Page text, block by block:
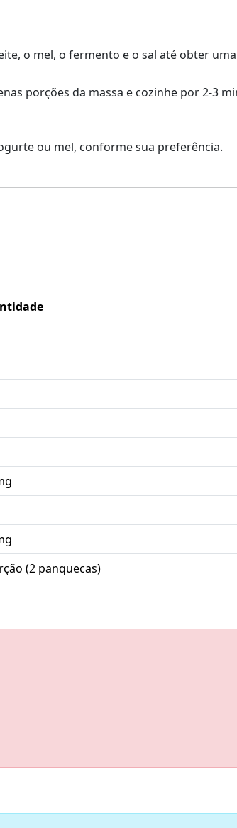
o mel, o fermento e o sal até obter
porções da massa e cozinhe por 2-3
ou mel, conforme sua preferência.
(2 panquecas)